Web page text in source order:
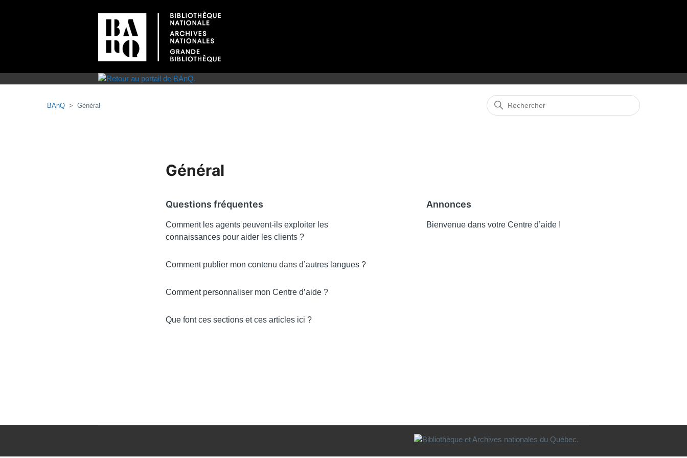
BAnQ Général
Général
Questions fréquentes
Comment les agents peuvent-ils exploiter les
connaissances pour aider les clients ?
Comment publier mon contenu dans d’autres langues ?
Comment personnaliser mon Centre d’aide ?
Que font ces sections et ces articles ici ?
Annonces
Bienvenue dans votre Centre d’aide !